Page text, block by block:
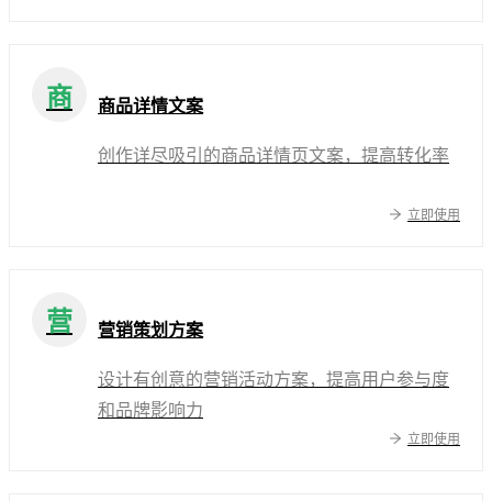
商 商品详情文案
创作详尽吸引的商品详情页文案，提高转化率
立即使用
营 营销策划方案
设计有创意的营销活动方案，提高用户参与度
和品牌影响力
立即使用